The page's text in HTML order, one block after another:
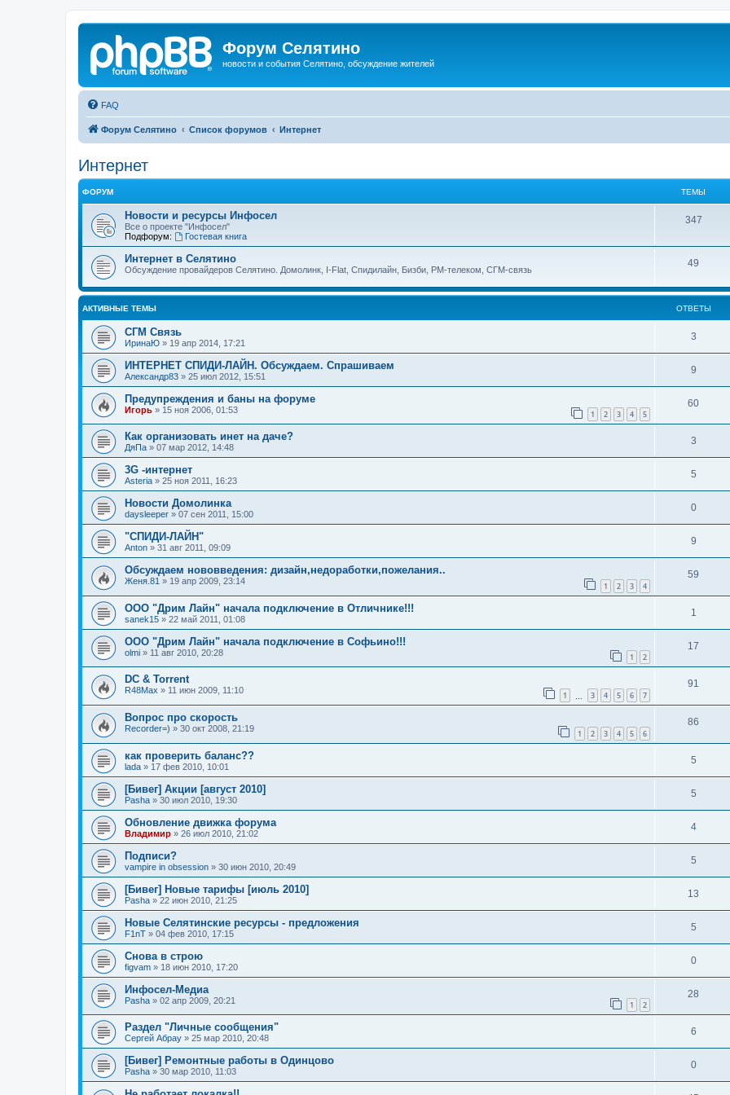
Форум Селятино
новости и события Селятино, обсуждение жителей
FAQ
Форум Селятино Список форумов Интернет
Интернет
ФОРУМ ТЕМЫ
Новости и ресурсы Инфосел
Все о проекте "Инфосел"
Подфорум:
Гостевая книга
347
Интернет в Селятино
Обсуждение провайдеров Селятино. Домолинк, I-Flat, Спидилайн, Бизби, РМ-телеком, СГМ-связь
49
АКТИВНЫЕ ТЕМЫ ОТВЕТЫ
СГМ Связь
ИринаЮ » 19 апр 2014, 17:21
3
ИНТЕРНЕТ СПИДИ-ЛАЙН. Обсуждаем. Спрашиваем
Александр83 » 25 июл 2012, 15:51
9
Предупреждения и баны на форуме
Игорь » 15 ноя 2006, 01:53 1 2 3 4 5
60
Как организовать инет на даче?
ДяПа » 07 мар 2012, 14:48
3
3G -интернет
Asteria » 25 ноя 2011, 16:23
5
Новости Домолинка
daysleeper » 07 сен 2011, 15:00
0
"СПИДИ-ЛАЙН"
Anton » 31 авг 2011, 09:09
9
Обсуждаем нововведения: дизайн,недоработки,пожелания..
Женя.81 » 19 апр 2009, 23:14 1 2 3 4
59
ООО "Дрим Лайн" начала подключение в Отличнике!!!
sanek15 » 22 май 2011, 01:08
1
ООО "Дрим Лайн" начала подключение в Софьино!!!
olmi » 11 авг 2010, 20:28 1 2
17
DC & Torrent
R48Max » 11 июн 2009, 11:10 1 3 4 5 6 7
91
Вопрос про скорость
Recorder=) » 30 окт 2008, 21:19 1 2 3 4 5 6
86
как проверить баланс??
lada » 17 фев 2010, 10:01
5
[Бивег] Акции [август 2010]
Pasha » 30 июл 2010, 19:30
5
Обновление движка форума
Владимир » 26 июл 2010, 21:02
4
Подписи?
vampire in obsession » 30 июн 2010, 20:49
5
[Бивег] Новые тарифы [июль 2010]
Pasha » 22 июн 2010, 21:25
13
Новые Селятинские ресурсы - предложения
F1nT » 04 фев 2010, 17:15
5
Снова в строю
figvam » 18 июн 2010, 17:20
0
Инфосел-Медиа
Pasha » 02 апр 2009, 20:21 1 2
28
Раздел "Личные сообщения"
Сергей Абрау » 25 мар 2010, 20:48
6
[Бивег] Ремонтные работы в Одинцово
Pasha » 30 мар 2010, 11:03
0